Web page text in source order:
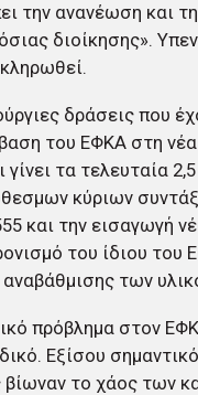
την ανανέωση και
διοίκησης».
δράσεις που
του ΕΦΚΑ στη
γίνει τα τελευταία
κύριων
και την εισαγωγή
του ίδιου του
των
πρόβλημα στον
Εξίσου
βίωναν το χάος των